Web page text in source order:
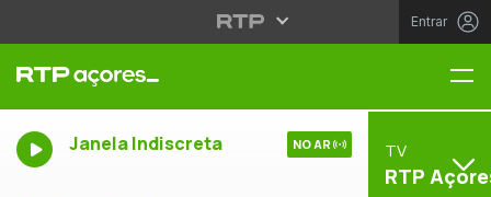
Entrar
Janela Indiscreta NO AR TV
RTP